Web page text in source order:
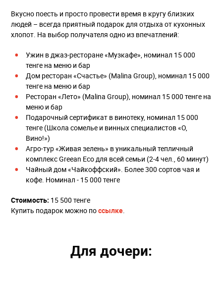
Вкусно поесть и просто провести время в кругу близких
людей – всегда приятный подарок для отдыха от кухонных
хлопот. На выбор получателя одно из впечатлений:
Ужин в джаз-ресторане «Музкафе», номинал 15 000
тенге на меню и бар
Дом ресторан «Счастье» (Malina Group), номинал 15 000
тенге на меню и бар
Ресторан «Лето» (Malina Group), номинал 15 000 тенге на
меню и бар
Подарочный сертификат в винотеку, номинал 15 000
тенге (Школа сомелье и винных специалистов «О,
Вино!»)
Агро-тур «Живая зелень» в уникальный тепличный
комплекс Greean Eco для всей семьи (2-4 чел., 60 минут)
Чайный дом «Чайкоффский». Более 300 сортов чая и
кофе. Номинал - 15 000 тенге
Стоимость: 15 500 тенге
Купить подарок можно поссылке.
Для дочери: